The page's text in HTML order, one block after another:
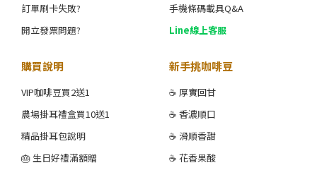
訂單刷卡失敗?
開立發票問題?
手機條碼載具Q&A
Line線上客服
購買說明
VIP咖啡豆買2送1
農場掛耳禮盒買10送1
精品掛耳包說明
🎂 生日好禮滿額贈
新手挑咖啡豆
☕ 厚實回甘
☕ 香濃順口
☕ 滑順香甜
☕ 花香果酸